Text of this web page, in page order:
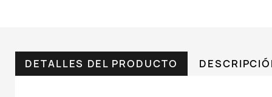
DETALLES DEL PRODUCTO